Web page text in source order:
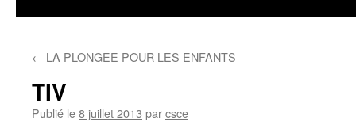
← LA PLONGEE POUR LES ENFANTS
TIV
Publié le8 juillet 2013 parcsce